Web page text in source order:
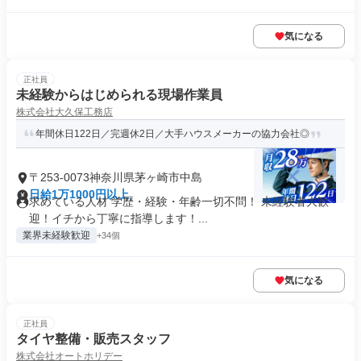
気になる
正社員
未経験からはじめられる現場作業員
株式会社大久保工務店
年間休日122日／完週休2日／大手ハウスメーカーの協力会社◎
〒253-0073神奈川県茅ヶ崎市中島
日給1万1000円以上
求めている人材 学歴・経験・年齢一切不問！ 未経験者大歓
迎！イチから丁寧に指導します！...
業界未経験歓迎 +34個
気になる
正社員
タイヤ整備・販売スタッフ
株式会社オートホリデー